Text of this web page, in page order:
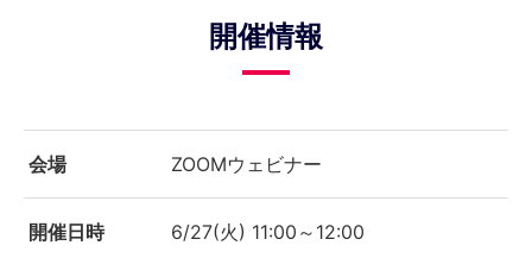
開催情報
会場 ZOOMウェビナー
開催日時 6/27(火) 11:00～12:00